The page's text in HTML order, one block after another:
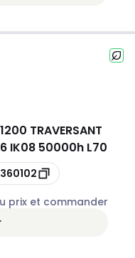
TRAVERSANT
IK08 50000h L70
prix et commander